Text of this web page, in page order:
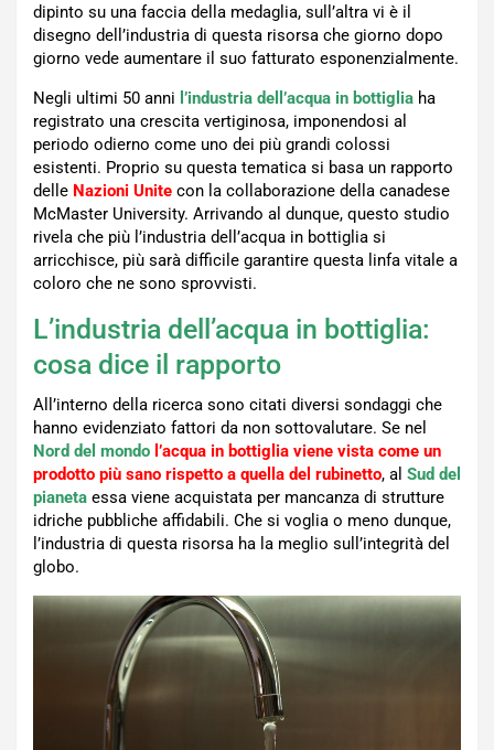
dipinto su una faccia della medaglia, sull’altra vi è il
disegno dell’industria di questa risorsa che giorno dopo
giorno vede aumentare il suo fatturato esponenzialmente.
Negli ultimi 50 anni l’industria dell’acqua in bottiglia ha
registrato una crescita vertiginosa, imponendosi al
periodo odierno come uno dei più grandi colossi
esistenti. Proprio su questa tematica si basa un rapporto
delle Nazioni Unite con la collaborazione della canadese
McMaster University. Arrivando al dunque, questo studio
rivela che più l’industria dell’acqua in bottiglia si
arricchisce, più sarà difficile garantire questa linfa vitale a
coloro che ne sono sprovvisti.
L’industria dell’acqua in bottiglia:
cosa dice il rapporto
All’interno della ricerca sono citati diversi sondaggi che
hanno evidenziato fattori da non sottovalutare. Se nel
Nord del mondo l’acqua in bottiglia viene vista come un
prodotto più sano rispetto a quella del rubinetto, al Sud del
pianeta essa viene acquistata per mancanza di strutture
idriche pubbliche affidabili. Che si voglia o meno dunque,
l’industria di questa risorsa ha la meglio sull’integrità del
globo.